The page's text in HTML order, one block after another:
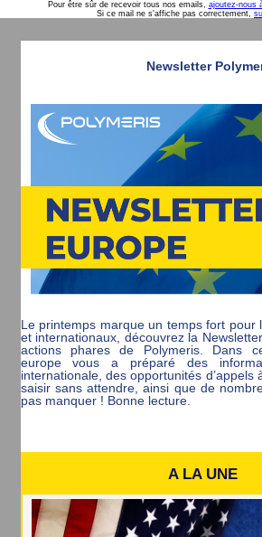
Pour être sûr de recevoir tous nos emails, ajoutez-nous
Si ce mail ne s'affiche pas correctement,
Newsletter
Le printemps marque un temps fort pour
et internationaux, découvrez la
actions phares de Polymeris. Dans
europe vous a préparé des
internationale, des opportunités d’appels
saisir sans attendre, ainsi que de
pas manquer ! Bonne lecture.
A LA UNE